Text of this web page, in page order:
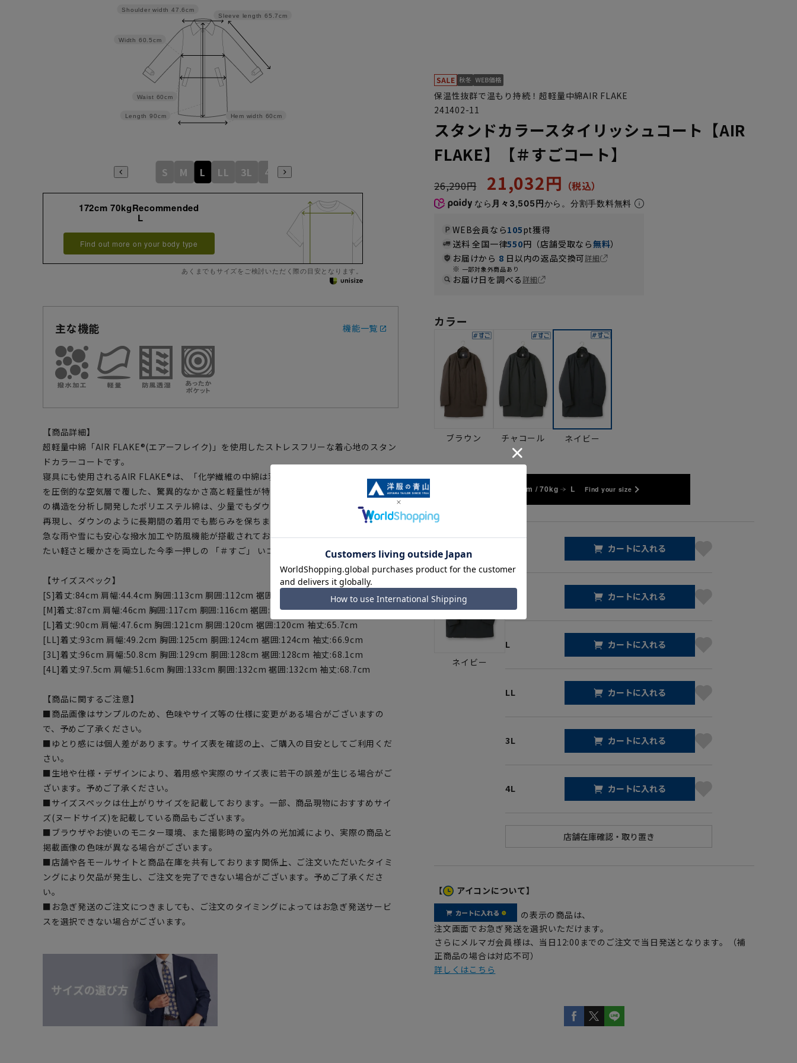
Hem width 60cm
Sleeve length 65.7cm
Length 90cm
Waist 60cm
Width 60.5cm
Shoulder width 47.6cm
S M L LL 3L 4L
172cm 70kgRecommended
L
Find out more on your body type
あくまでもサイズをご検討いただく際の目安となります。
主な機能 機能一覧
【商品詳細】
超軽量中綿「AIR FLAKE®(エアーフレイク)」を使用したストレスフリーな着心地のスタン
ドカラーコートです。
寝具にも使用されるAIR FLAKE®は、「化学繊維の中綿は羽毛に比べて重い」という常識
を圧倒的な空気層で覆した、驚異的なかさ高と軽量性が特長です。アイダーダックダウン
の構造を分析し開発したポリエステル綿は、少量でもダウンに劣らない保温力と弾力性を
再現し、ダウンのように長期間の着用でも膨らみを保ちます。
急な雨や雪にも安心な撥水加工や防風機能が搭載されており、ビジネスでも普段着でも着
たい軽さと暖かさを両立した今季一押しの 「＃すご」 いコートです。
【サイズスペック】
[S]着丈:84cm 肩幅:44.4cm 胸囲:113cm 胴囲:112cm 裾囲:112cm 袖丈:63.3cm
[M]着丈:87cm 肩幅:46cm 胸囲:117cm 胴囲:116cm 裾囲:116cm 袖丈:64.5cm
[L]着丈:90cm 肩幅:47.6cm 胸囲:121cm 胴囲:120cm 裾囲:120cm 袖丈:65.7cm
[LL]着丈:93cm 肩幅:49.2cm 胸囲:125cm 胴囲:124cm 裾囲:124cm 袖丈:66.9cm
[3L]着丈:96cm 肩幅:50.8cm 胸囲:129cm 胴囲:128cm 裾囲:128cm 袖丈:68.1cm
[4L]着丈:97.5cm 肩幅:51.6cm 胸囲:133cm 胴囲:132cm 裾囲:132cm 袖丈:68.7cm
【商品に関するご注意】
■商品画像はサンプルのため、色味やサイズ等の仕様に変更がある場合がございますの
で、予めご了承ください。
■ゆとり感には個人差があります。サイズ表を確認の上、ご購入の目安としてご利用くだ
さい。
■生地や仕様・デザインにより、着用感や実際のサイズ表に若干の誤差が生じる場合がご
ざいます。予めご了承ください。
■サイズスペックは仕上がりサイズを記載しております。一部、商品現物におすすめサイ
ズ(ヌードサイズ)を記載している商品もございます。
■ブラウザやお使いのモニター環境、また撮影時の室内外の光加減により、実際の商品と
掲載画像の色味が異なる場合がございます。
■店舗や各モールサイトと商品在庫を共有しております関係上、ご注文いただいたタイミ
ングにより欠品が発生し、ご注文を完了できない場合がございます。予めご了承くださ
い。
■お急ぎ発送のご注文につきましても、ご注文のタイミングによってはお急ぎ発送サービ
スを選択できない場合がございます。
保温性抜群で温もり持続！超軽量中綿AIR FLAKE
241402-11
スタンドカラースタイリッシュコート【AIR
FLAKE】【＃すごコート】
26,290円 21,032円
なら 月々3,505円から。分割手数料無料
WEB会員なら105pt獲得
送料 全国一律550円（店舗受取なら無料）
お届けから 8 日以内の返品交換可詳細
一部対象外商品あり
お届け日を調べる詳細
カラー
ブラウン チャコール ネイビー
172cm / 70kg L Find your size
ネイビー
カートに入れる
カートに入れる
L カートに入れる
LL カートに入れる
3L カートに入れる
4L カートに入れる
【 アイコンについて】
の表示の商品は、
注文画面でお急ぎ発送を選択いただけます。
さらにメルマガ会員様は、当日12:00までのご注文で当日発送となります。（補
正商品の場合は対応不可）
詳しくはこちら